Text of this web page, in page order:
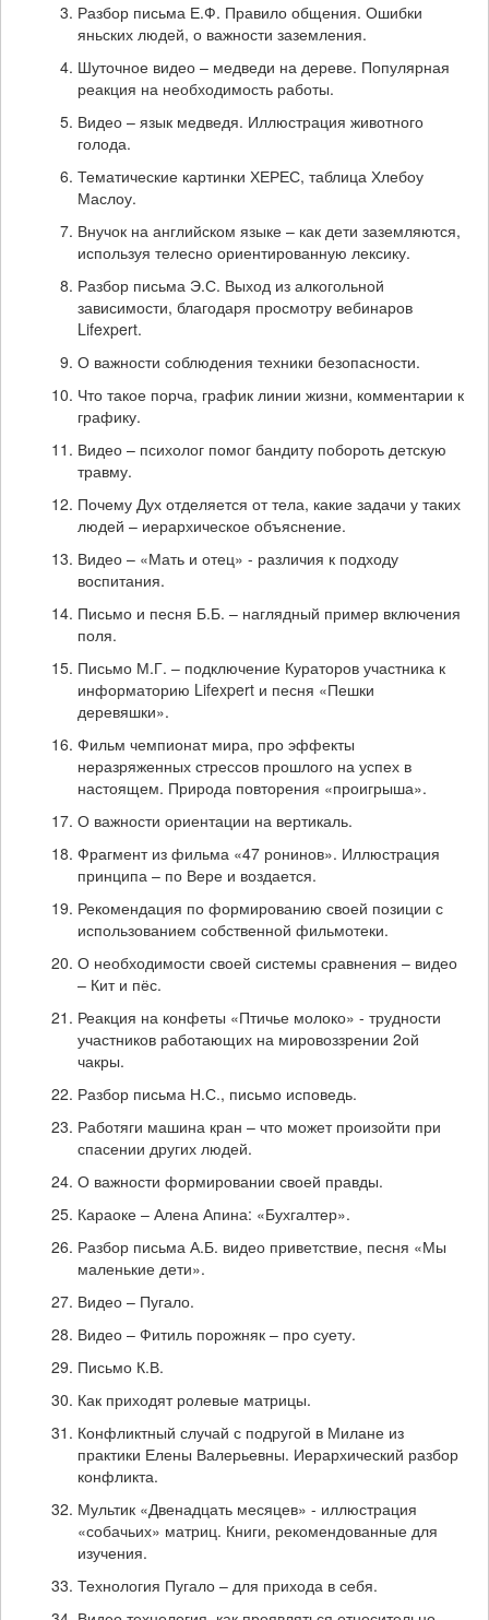
Разбор письма Е.Ф. Правило общения. Ошибки
яньских людей, о важности заземления.
Шуточное видео – медведи на дереве. Популярная
реакция на необходимость работы.
Видео – язык медведя. Иллюстрация животного
голода.
Тематические картинки ХЕРЕС, таблица Хлебоу
Маслоу.
Внучок на английском языке – как дети заземляются,
используя телесно ориентированную лексику.
Разбор письма Э.С. Выход из алкогольной
зависимости, благодаря просмотру вебинаров
Lifexpert.
О важности соблюдения техники безопасности.
Что такое порча, график линии жизни, комментарии к
графику.
Видео – психолог помог бандиту побороть детскую
травму.
Почему Дух отделяется от тела, какие задачи у таких
людей – иерархическое объяснение.
Видео – «Мать и отец» - различия к подходу
воспитания.
Письмо и песня Б.Б. – наглядный пример включения
поля.
Письмо М.Г. – подключение Кураторов участника к
информаторию Lifexpert и песня «Пешки
деревяшки».
Фильм чемпионат мира, про эффекты
неразряженных стрессов прошлого на успех в
настоящем. Природа повторения «проигрыша».
О важности ориентации на вертикаль.
Фрагмент из фильма «47 ронинов». Иллюстрация
принципа – по Вере и воздается.
Рекомендация по формированию своей позиции с
использованием собственной фильмотеки.
О необходимости своей системы сравнения – видео
– Кит и пёс.
Реакция на конфеты «Птичье молоко» - трудности
участников работающих на мировоззрении 2ой
чакры.
Разбор письма Н.С., письмо исповедь.
Работяги машина кран – что может произойти при
спасении других людей.
О важности формировании своей правды.
Караоке – Алена Апина: «Бухгалтер».
Разбор письма А.Б. видео приветствие, песня «Мы
маленькие дети».
Видео – Пугало.
Видео – Фитиль порожняк – про суету.
Письмо К.В.
Как приходят ролевые матрицы.
Конфликтный случай с подругой в Милане из
практики Елены Валерьевны. Иерархический разбор
конфликта.
Мультик «Двенадцать месяцев» - иллюстрация
«собачьих» матриц. Книги, рекомендованные для
изучения.
Технология Пугало – для прихода в себя.